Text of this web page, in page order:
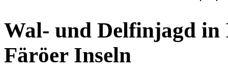
Wal- und Delfinjagd in
Färöer Inseln